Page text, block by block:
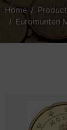
Home
Euromunten